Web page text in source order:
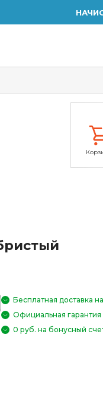
Бесплатная доставка
Официальная гарантия
0 руб. на бонусный